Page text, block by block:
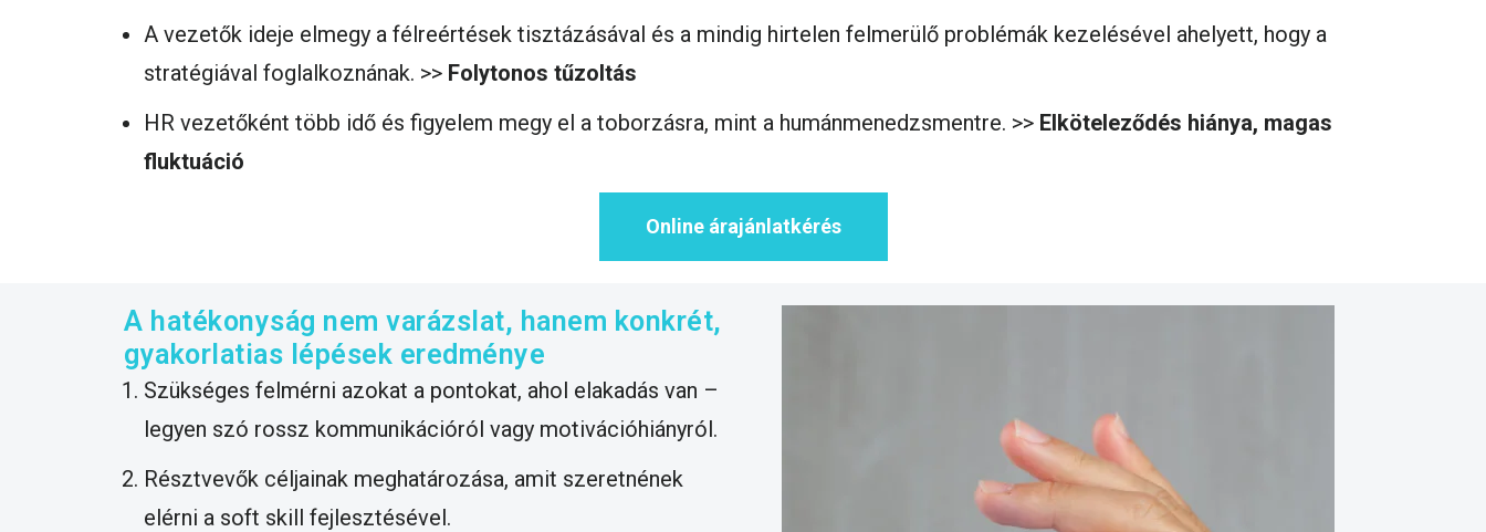
A vezetők ideje elmegy a félreértések tisztázásával és a mindig hirtelen felmerülő problémák kezelésével ahelyett, hogy a
stratégiával foglalkoznának. >> Folytonos tűzoltás
HR vezetőként több idő és figyelem megy el a toborzásra, mint a humánmenedzsmentre. >> Elköteleződés hiánya, magas
fluktuáció
Online árajánlatkérés
A hatékonyság nem varázslat, hanem konkrét,
gyakorlatias lépések eredménye
Szükséges felmérni azokat a pontokat, ahol elakadás van –
legyen szó rossz kommunikációról vagy motivációhiányról.
Résztvevők céljainak meghatározása, amit szeretnének
elérni a soft skill fejlesztésével.